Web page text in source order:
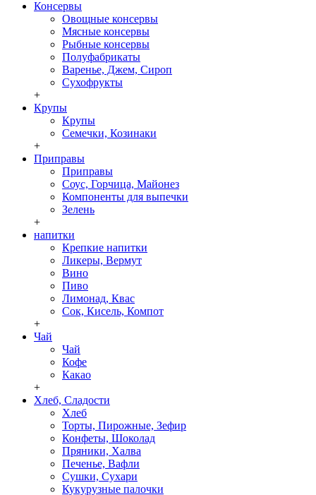
Консервы
Овощные консервы
Мясные консервы
Рыбные консервы
Полуфабрикаты
Варенье, Джем, Сироп
Сухофрукты
+
Крупы
Крупы
Семечки, Козинаки
+
Приправы
Приправы
Соус, Горчица, Майонез
Компоненты для выпечки
Зелень
+
напитки
Крепкие напитки
Ликеры, Вермут
Вино
Пиво
Лимонад, Квас
Сок, Кисель, Компот
+
Чай
Чай
Кофе
Какао
+
Хлеб, Сладости
Хлеб
Торты, Пирожные, Зефир
Конфеты, Шоколад
Пряники, Халва
Печенье, Вафли
Сушки, Сухари
Кукурузные палочки